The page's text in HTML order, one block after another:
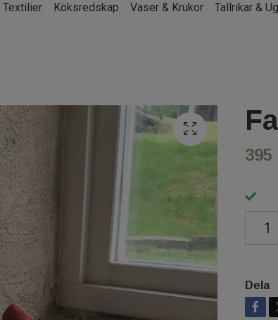
Textilier Köksredskap Vaser & Krukor Tallrikar &
Dela